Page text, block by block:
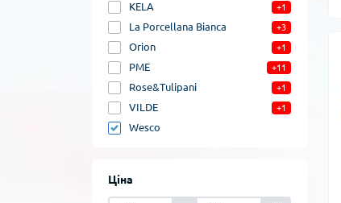
KELA +1
La Porcellana Bianca +3
Orion +1
PME +11
Rose&Tulipani +1
VILDE +1
Wesco
Ціна